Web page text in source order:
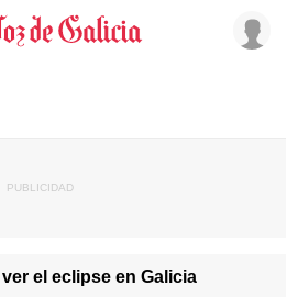
el eclipse en Galicia